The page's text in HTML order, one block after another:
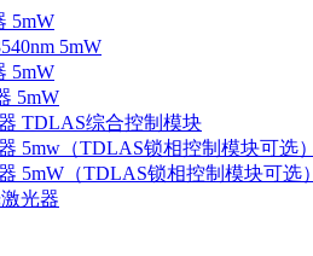
5mW
5mW
5mW
5mW
TDLAS综合控制模块
5mw（TDLAS锁相控制模块可选）
5mW（TDLAS锁相控制模块可选）
光器